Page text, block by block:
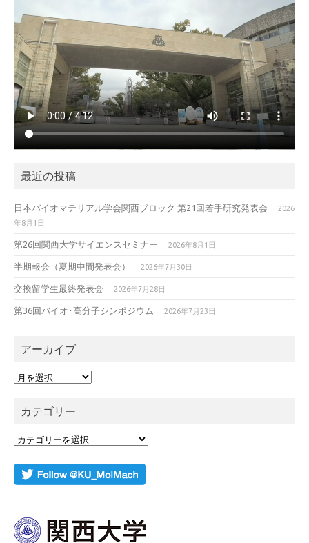
最近の投稿
日本バイオマテリアル学会関西ブロック 第21回若手研究発表会
2026
年8月1日
第26回関西大学サイエンスセミナー 2026年8月1日
半期報会（夏期中間発表会） 2026年7月30日
交換留学生最終発表会 2026年7月28日
第36回バイオ･高分子シンポジウム 2026年7月23日
アーカイブ
ア
イカテゴリー
カ
ゴ
リ